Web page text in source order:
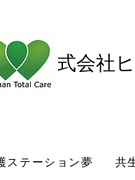
株式会社
ステーション夢 共